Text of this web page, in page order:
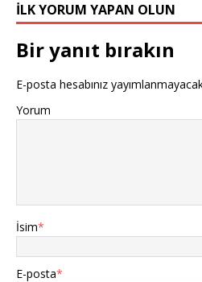
İLK YORUM YAPAN OLUN
Bir yanıt bırakın
E-posta hesabınız
Yorum
İsim*
E-posta*